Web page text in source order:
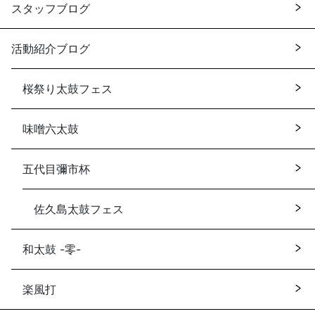
スタッフブログ
活動紹介ブログ
桜祭り太鼓フェス
味噌六太鼓
五代目彌市杯
佐久島太鼓フェス
和太鼓 -零-
楽風打